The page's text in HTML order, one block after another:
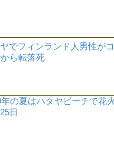
でフィンランド人男性が
ら転落死
年の夏はパタヤビーチで花
日